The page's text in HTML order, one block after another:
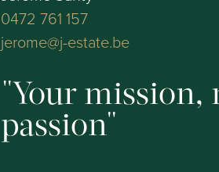
0472 761 157
jerome@j-estate.be
Your mission,
passion